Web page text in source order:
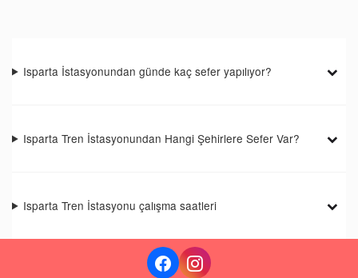
Isparta İstasyonundan günde kaç sefer yapılıyor?
Isparta Tren İstasyonundan Hangi Şehirlere Sefer Var?
Isparta Tren İstasyonu çalışma saatleri